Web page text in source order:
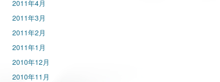
2011年4月
2011年3月
2011年2月
2011年1月
2010年12月
2010年11月